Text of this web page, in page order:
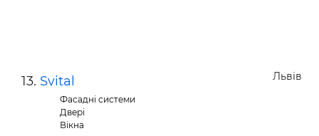
Львів
Svital
Фасадні системи
Двері
Вікна